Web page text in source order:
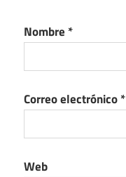
Nombre *
Correo electrónico*
Web